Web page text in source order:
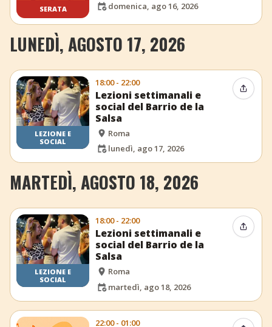
SERATA
domenica, ago 16, 2026
LUNEDÌ, AGOSTO 17, 2026
LEZIONE E
SOCIAL
18:00 - 22:00
Lezioni settimanali e
social del Barrio de la
Salsa
Roma
lunedì, ago 17, 2026
MARTEDÌ, AGOSTO 18, 2026
LEZIONE E
SOCIAL
18:00 - 22:00
Lezioni settimanali e
social del Barrio de la
Salsa
Roma
martedì, ago 18, 2026
22:00 - 01:00